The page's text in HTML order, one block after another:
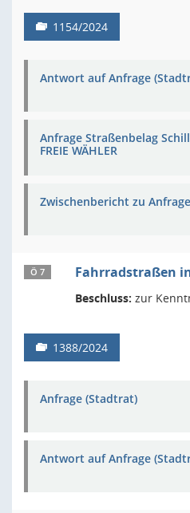
1154/2024
Antwort auf Anfrage
Anfrage Straßenbelag
FREIE WÄHLER
Zwischenbericht zu
Ö 7 Fahrradstraßen
Beschluss: zur
1388/2024
Anfrage (Stadtrat)
Antwort auf Anfrage